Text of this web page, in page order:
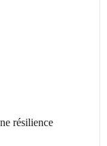
résilience